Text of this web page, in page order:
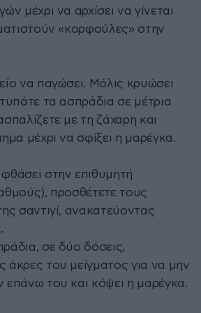
μέχρι να αρχίσει να γίνεται
«κορφούλες» στην
να παγώσει. Μόλις κρυώσει
τα ασπράδια σε μέτρια
με τη ζάχαρη και
μέχρι να σφίξει η μαρέγκα.
στην επιθυμητή
προσθέτετε τους
σαντιγί, ανακατεύοντας
σε δύο δόσεις,
άκρες του μείγματος για να μην
επάνω του και κόψει η μαρέγκα.